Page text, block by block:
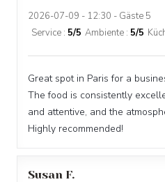
2026-07-09 - 12:30 - Gäste 5
Service : 5/5 Ambiente : 5/5
Great spot in Paris for a
The food is consistently
and attentive, and the
Highly recommended!
Susan F